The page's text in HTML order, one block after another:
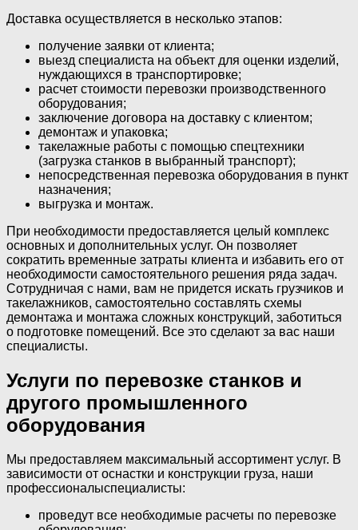
Доставка осуществляется в несколько этапов:
получение заявки от клиента;
выезд специалиста на объект для оценки изделий,
нуждающихся в транспортировке;
расчет стоимости перевозки производственного
оборудования;
заключение договора на доставку с клиентом;
демонтаж и упаковка;
такелажные работы с помощью спецтехники
(загрузка станков в выбранный транспорт);
непосредственная перевозка оборудования в пункт
назначения;
выгрузка и монтаж.
При необходимости предоставляется целый комплекс
основных и дополнительных услуг. Он позволяет
сократить временные затраты клиента и избавить его от
необходимости самостоятельного решения ряда задач.
Сотрудничая с нами, вам не придется искать грузчиков и
такелажников, самостоятельно составлять схемы
демонтажа и монтажа сложных конструкций, заботиться
о подготовке помещений. Все это сделают за вас наши
специалисты.
Услуги по перевозке станков и
другого промышленного
оборудования
Мы предоставляем максимальный ассортимент услуг. В
зависимости от оснастки и конструкции груза, наши
профессионалыспециалисты:
проведут все необходимые расчеты по перевозке